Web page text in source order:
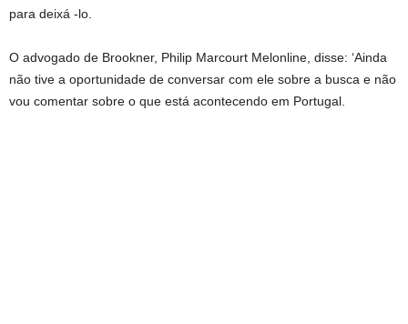
para deixá -lo.
O advogado de Brookner, Philip Marcourt Melonline, disse: ‘Ainda
não tive a oportunidade de conversar com ele sobre a busca e não
vou comentar sobre o que está acontecendo em Portugal.